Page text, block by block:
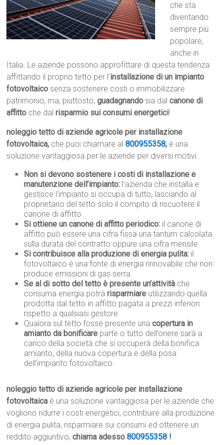
che sta
diventando
sempre più
popolare,
anche in
Italia. Le aziende possono approfittare di questa tendenza
affittando il proprio tetto per l’installazione di un impianto
fotovoltaico senza sostenere costi o immobilizzare
patrimonio, ma, piuttosto,guadagnando sia dalcanone di
affitto che dalrisparmio sui consumi energetici!
noleggio tetto di aziende agricole per installazione
fotovoltaica, che puoi chiamare al800955358, è una
soluzione vantaggiosa per le aziende per diversi motivi:
Non si devono sostenere i costi di installazione e
manutenzione dell’impianto: l’azienda che installa e
gestisce l’impianto si occupa di tutto, lasciando al
proprietario del tetto solo il compito di riscuotere il
canone di affitto.
Si ottiene un canone di affitto periodico: il canone di
affitto può essere una cifra fissa una tantum calcolata
sulla durata del contratto oppure una cifra mensile.
Si contribuisce alla produzione di energia pulita: il
fotovoltaico è una fonte di energia rinnovabile che non
produce emissioni di gas serra.
Se al di sotto del tetto è presente un’attività che
consuma energia potràrisparmiare utilizzando quella
prodotta dal tetto in affitto pagata a prezzi inferiori
rispetto a qualsiasi gestore.
Qualora sul tetto fosse presente unacopertura in
amianto da bonificare parte o tutto dell’onere sarà a
carico della società che si occuperà della bonifica
amianto, della nuova copertura e della posa
dell’impianto fotovoltaico.
noleggio tetto di aziende agricole per installazione
fotovoltaica è una soluzione vantaggiosa per le aziende che
vogliono ridurre i costi energetici, contribuire alla produzione
di energia pulita, risparmiare sui consumi ed ottenere un
reddito aggiuntivo,chiama adesso800955358 !